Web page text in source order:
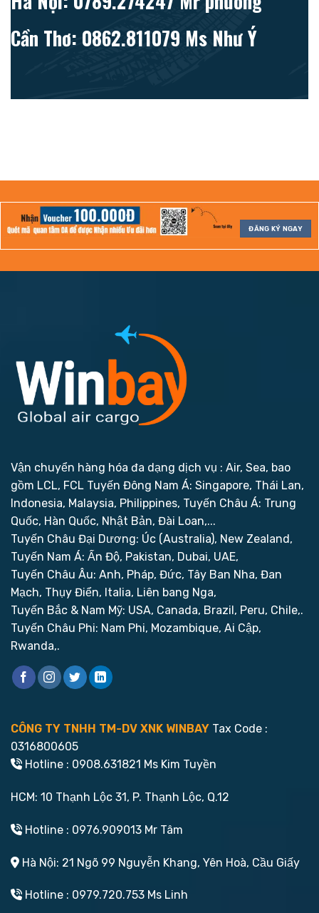
Cần Thơ: 0862.811079 Ms Như Ý
ĐĂNG KÝ NGAY
Vận chuyển hàng hóa đa dạng dịch vụ : Air, Sea, bao
gồm LCL, FCL Tuyến Đông Nam Á: Singapore, Thái Lan,
Indonesia, Malaysia, Philippines, Tuyến Châu Á: Trung
Quốc, Hàn Quốc, Nhật Bản, Đài Loan,...
Tuyến Châu Đại Dương: Úc (Australia), New Zealand,
Tuyến Nam Á: Ấn Độ, Pakistan, Dubai, UAE,
Tuyến Châu Âu: Anh, Pháp, Đức, Tây Ban Nha, Đan
Mạch, Thụy Điển, Italia, Liên bang Nga,
Tuyến Bắc & Nam Mỹ: USA, Canada, Brazil, Peru, Chile,.
Tuyến Châu Phi: Nam Phi, Mozambique, Ai Cập,
Rwanda,.
CÔNG TY TNHH TM-DV XNK WINBAY Tax Code :
0316800605
Hotline : 0908.631821 Ms Kim Tuyền
HCM: 10 Thạnh Lộc 31, P. Thạnh Lộc, Q.12
Hotline : 0976.909013 Mr Tâm
Hà Nội: 21 Ngõ 99 Nguyễn Khang, Yên Hoà, Cầu Giấy
Hotline : 0979.720.753 Ms Linh